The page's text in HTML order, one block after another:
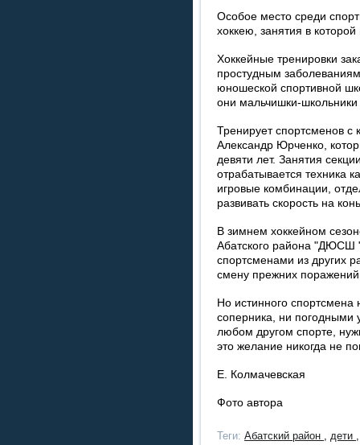
Особое место среди
хоккею, занятия в
Хоккейные тренировки
простудным
юношеской спортивной
они мальчишки-школьники
Тренирует спортсменов
Александр Юрченко,
девяти лет. Занятия
отрабатывается техника
игровые комбинации,
развивать скорость на
В зимнем хоккейном
Абатского района "ДЮСШ
спортсменами из других
смену прежних
Но истинного спортсмена
соперника, ни погодными
любом другом спорте,
это желание никогда не
Е. Колмачевская
Фото автора
Теги: Абатский район , дети